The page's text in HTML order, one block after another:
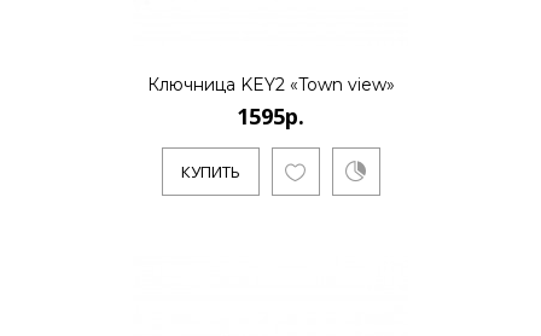
Ключница KEY2 «Town view»
1595р.
КУПИТЬ